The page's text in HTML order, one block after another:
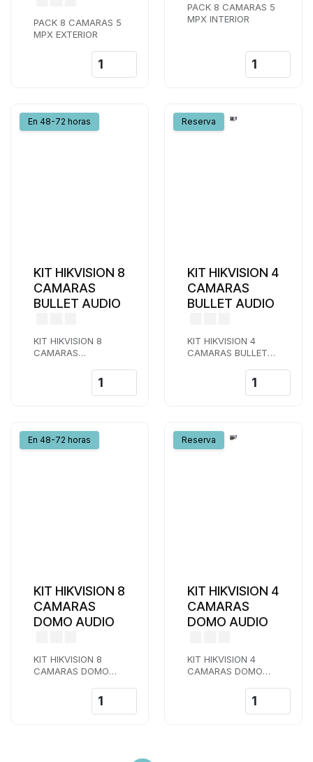
PACK 8 CAMARAS 5
MPX EXTERIOR
PACK 8 CAMARAS 5
MPX INTERIOR
En 48-72 horas
KIT HIKVISION 8
CAMARAS
BULLET AUDIO
KIT HIKVISION 8
CAMARAS
Reserva
KIT HIKVISION 4
CAMARAS
BULLET AUDIO
KIT HIKVISION 4
CAMARAS BULLET
En 48-72 horas
KIT HIKVISION 8
CAMARAS
DOMO AUDIO
KIT HIKVISION 8
CAMARAS DOMO
Reserva
KIT HIKVISION 4
CAMARAS
DOMO AUDIO
KIT HIKVISION 4
CAMARAS DOMO